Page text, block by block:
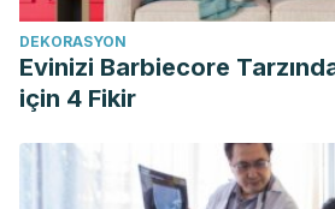
DEKORASYON
Evinizi Barbiecore
için 4 Fikir